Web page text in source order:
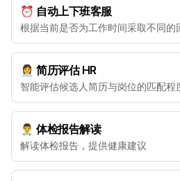
⏰ 自动上下班客服
根据当前是否为工作时间采取不同的
👩‍💼 简历评估 HR
智能评估候选人简历与岗位的匹配程
👨‍⚕️ 体检报告解读
解读体检报告，提供健康建议